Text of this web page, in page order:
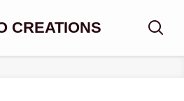
CREATIONS